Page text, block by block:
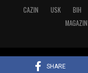
SHARE
CAZIN USK BIH
MAGAZIN